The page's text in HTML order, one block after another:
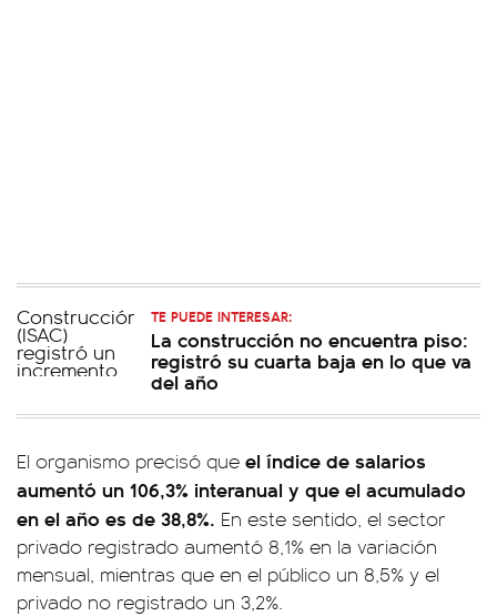
TE PUEDE INTERESAR:
La construcción no encuentra piso:
registró su cuarta baja en lo que va
del año
El organismo precisó que el índice de salarios
aumentó un 106,3% interanual y que el acumulado
en el año es de 38,8%. En este sentido, el sector
privado registrado aumentó 8,1% en la variación
mensual, mientras que en el público un 8,5% y el
privado no registrado un 3,2%.